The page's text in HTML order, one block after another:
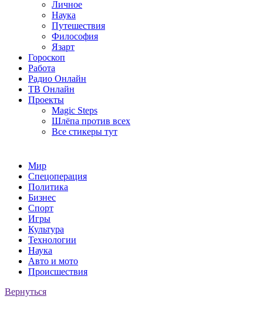
Личное
Наука
Путешествия
Философия
Язарт
Гороскоп
Работа
Радио Онлайн
ТВ Онлайн
Проекты
Magic Steps
Шлёпа против всех
Все стикеры тут
Мир
Спецоперация
Политика
Бизнес
Спорт
Игры
Культура
Технологии
Наука
Авто и мото
Происшествия
Вернуться